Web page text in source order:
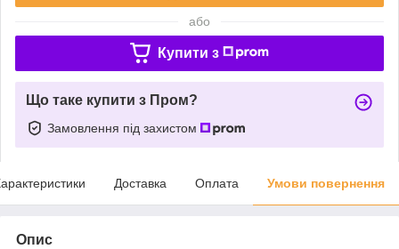
або
Купити з
Що таке купити з Пром?
Замовлення під захистом
Доставка Оплата Умови повернення
Опис